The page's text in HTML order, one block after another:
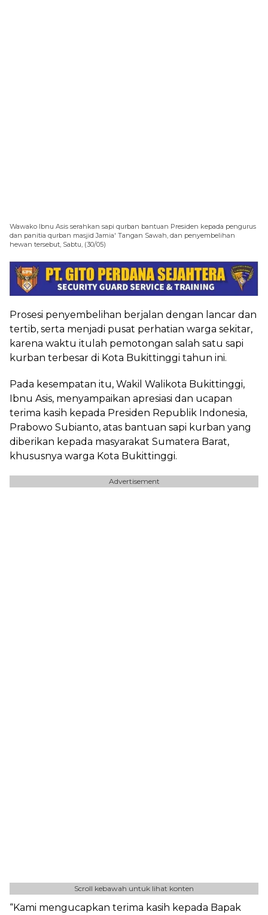
Wawako Ibnu Asis serahkan sapi qurban bantuan Presiden kepada pengurus
dan panitia qurban masjid Jamia' Tangan Sawah, dan penyembelihan
hewan tersebut, Sabtu, (30/05)
Prosesi penyembelihan berjalan dengan lancar dan
tertib, serta menjadi pusat perhatian warga sekitar,
karena waktu itulah pemotongan salah satu sapi
kurban terbesar di Kota Bukittinggi tahun ini.
Pada kesempatan itu, Wakil Walikota Bukittinggi,
Ibnu Asis, menyampaikan apresiasi dan ucapan
terima kasih kepada Presiden Republik Indonesia,
Prabowo Subianto, atas bantuan sapi kurban yang
diberikan kepada masyarakat Sumatera Barat,
khususnya warga Kota Bukittinggi.
Advertisement
Scroll kebawah untuk lihat konten
“Kami mengucapkan terima kasih kepada Bapak